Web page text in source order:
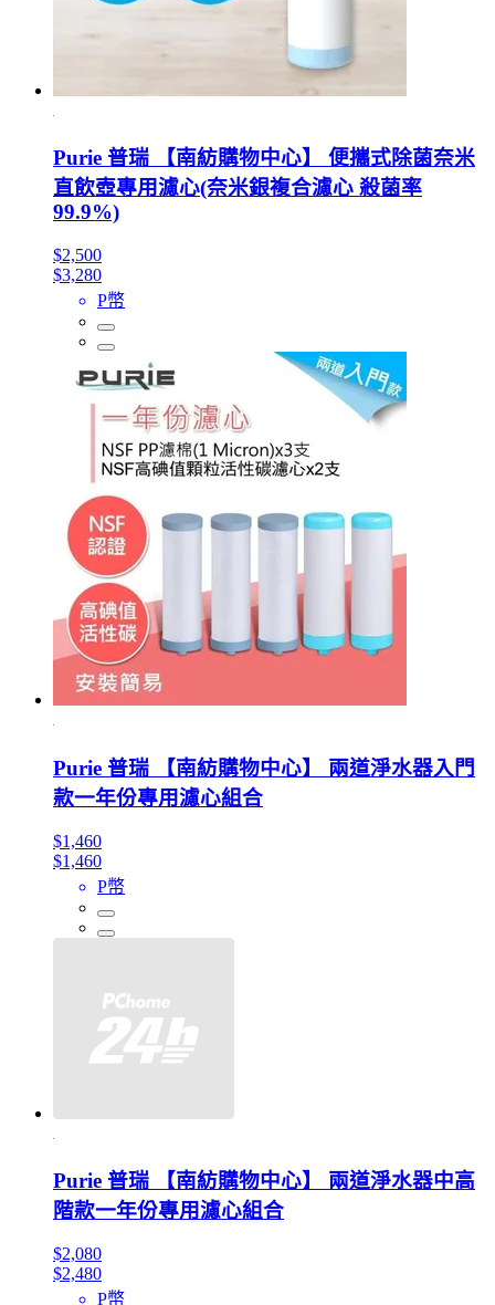
Purie 普瑞 【南紡購物中心】 便攜式除菌奈米
直飲壺專用濾心(奈米銀複合濾心 殺菌率
99.9%)
$2,500
$3,280
P幣
Purie 普瑞 【南紡購物中心】 兩道淨水器入門
款一年份專用濾心組合
$1,460
$1,460
P幣
Purie 普瑞 【南紡購物中心】 兩道淨水器中高
階款一年份專用濾心組合
$2,080
$2,480
P幣